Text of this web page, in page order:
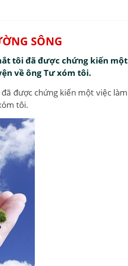
SÔNG
tôi đã được chứng kiến một
về ông Tư xóm tôi.
được chứng kiến một việc làm
tôi.